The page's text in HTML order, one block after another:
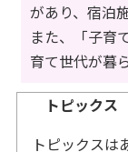
があり、宿泊
また、「子育
育て世代が暮
トピックス
トピックスは